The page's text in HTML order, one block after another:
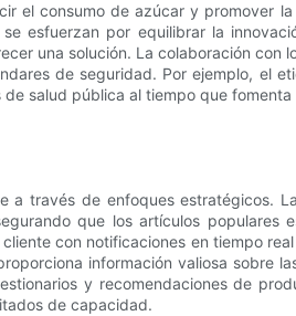
el consumo de azúcar y promover
esfuerzan por equilibrar la
una solución. La colaboración con
de seguridad. Por ejemplo, el
salud pública al tiempo que
través de enfoques estratégicos.
que los artículos populares
con notificaciones en tiempo
información valiosa sobre
y recomendaciones de
de capacidad.